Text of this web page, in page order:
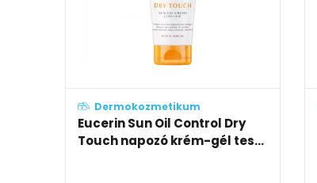
Dermokozmetikum
Eucerin Sun Sensitive Protect
Gyermek napozó spray SPF...